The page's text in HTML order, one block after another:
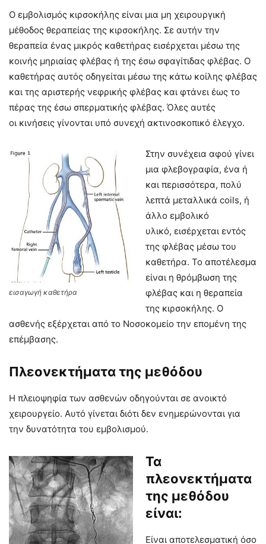
Ο εμβολισμός κιρσοκήλης είναι μια μη χειρουργική
μέθοδος θεραπείας της κιρσοκήλης. Σε αυτήν την
θεραπεία ένας μικρός καθετήρας εισέρχεται μέσω της
κοινής μηριαίας φλέβας ή της έσω σφαγίτιδας φλέβας. Ο
καθετήρας αυτός οδηγείται μέσω της κάτω κοίλης φλέβας
και της αριστερής νεφρικής φλέβας και φτάνει έως το
πέρας της έσω σπερματικής φλέβας. Όλες αυτές
οι κινήσεις γίνονται υπό συνεχή ακτινοσκοπικό έλεγχο.
εισαγωγή καθετήρα
Στην συνέχεια αφού γίνει
μια φλεβογραφία, ένα ή
και περισσότερα, πολύ
λεπτά μεταλλικά coils, ή
άλλο εμβολικό
υλικό, εισέρχεται εντός
της φλέβας μέσω του
καθετήρα. Το αποτέλεσμα
είναι η θρόμβωση της
φλέβας και η θεραπεία
της κιρσοκήλης. Ο
ασθενής εξέρχεται από το Νοσοκομείο την επομένη της
επέμβασης.
Πλεονεκτήματα της μεθόδου
Η πλειοψηφία των ασθενών οδηγούνται σε ανοικτό
χειρουργείο. Αυτό γίνεται διότι δεν ενημερώνονται για
την δυνατότητα του εμβολισμού.
Τα
πλεονεκτήματα
της μεθόδου
είναι:
Είναι αποτελεσματική όσο